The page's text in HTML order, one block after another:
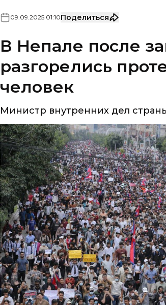
09 09 2025 01:10Поделиться
В Непале после
разгорелись
человек
Министр внутренних дел